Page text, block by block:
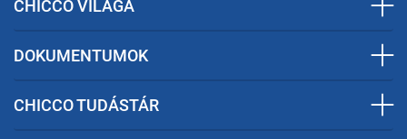
CHICCO VILÁGA
DOKUMENTUMOK
CHICCO TUDÁSTÁR